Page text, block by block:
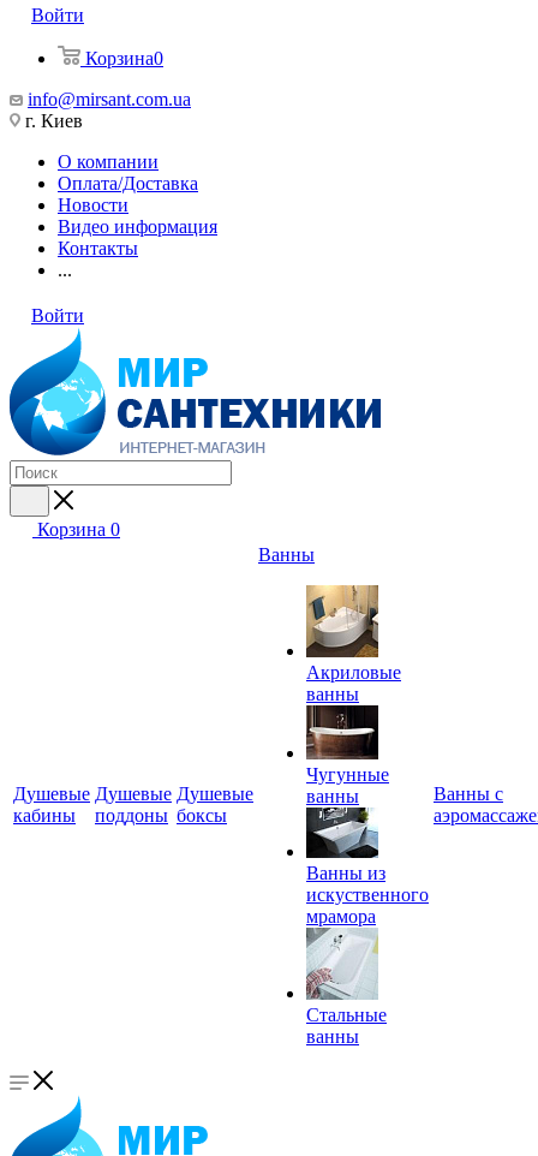
Войти
Корзина0
info@mirsant.com.ua
г. Киев
О компании
Оплата/Доставка
Новости
Видео информация
Контакты
...
Войти
Корзина 0
Душевые
кабины
Душевые
поддоны
Душевые
боксы
Ванны
Акриловые
ванны
Чугунные
ванны
Ванны из
искуственного
мрамора
Стальные
ванны
Ванны с